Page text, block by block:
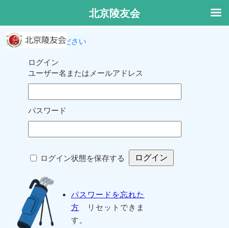
ログインしてください
ログイン
ユーザー名またはメールアドレス
パスワード
ログイン状態を保存する
パスワードを忘れた
方 リセットできま
す。
北京陵友会